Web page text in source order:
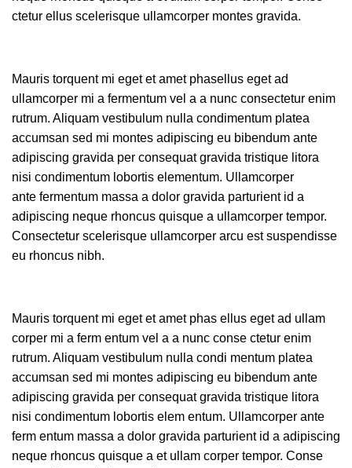
ctetur ellus scelerisque ullamcorper montes gravida.
Mauris torquent mi eget et amet phasellus eget ad
ullamcorper mi a fermentum vel a a nunc consectetur enim
rutrum. Aliquam vestibulum nulla condimentum platea
accumsan sed mi montes adipiscing eu bibendum ante
adipiscing gravida per consequat gravida tristique litora
nisi condimentum lobortis elementum. Ullamcorper
ante fermentum massa a dolor gravida parturient id a
adipiscing neque rhoncus quisque a ullamcorper tempor.
Consectetur scelerisque ullamcorper arcu est suspendisse
eu rhoncus nibh.
Mauris torquent mi eget et amet phas ellus eget ad ullam
corper mi a ferm entum vel a a nunc conse ctetur enim
rutrum. Aliquam vestibulum nulla condi mentum platea
accumsan sed mi montes adipiscing eu bibendum ante
adipiscing gravida per consequat gravida tristique litora
nisi condimentum lobortis elem entum. Ullamcorper ante
ferm entum massa a dolor gravida parturient id a adipiscing
neque rhoncus quisque a et ullam corper tempor. Conse